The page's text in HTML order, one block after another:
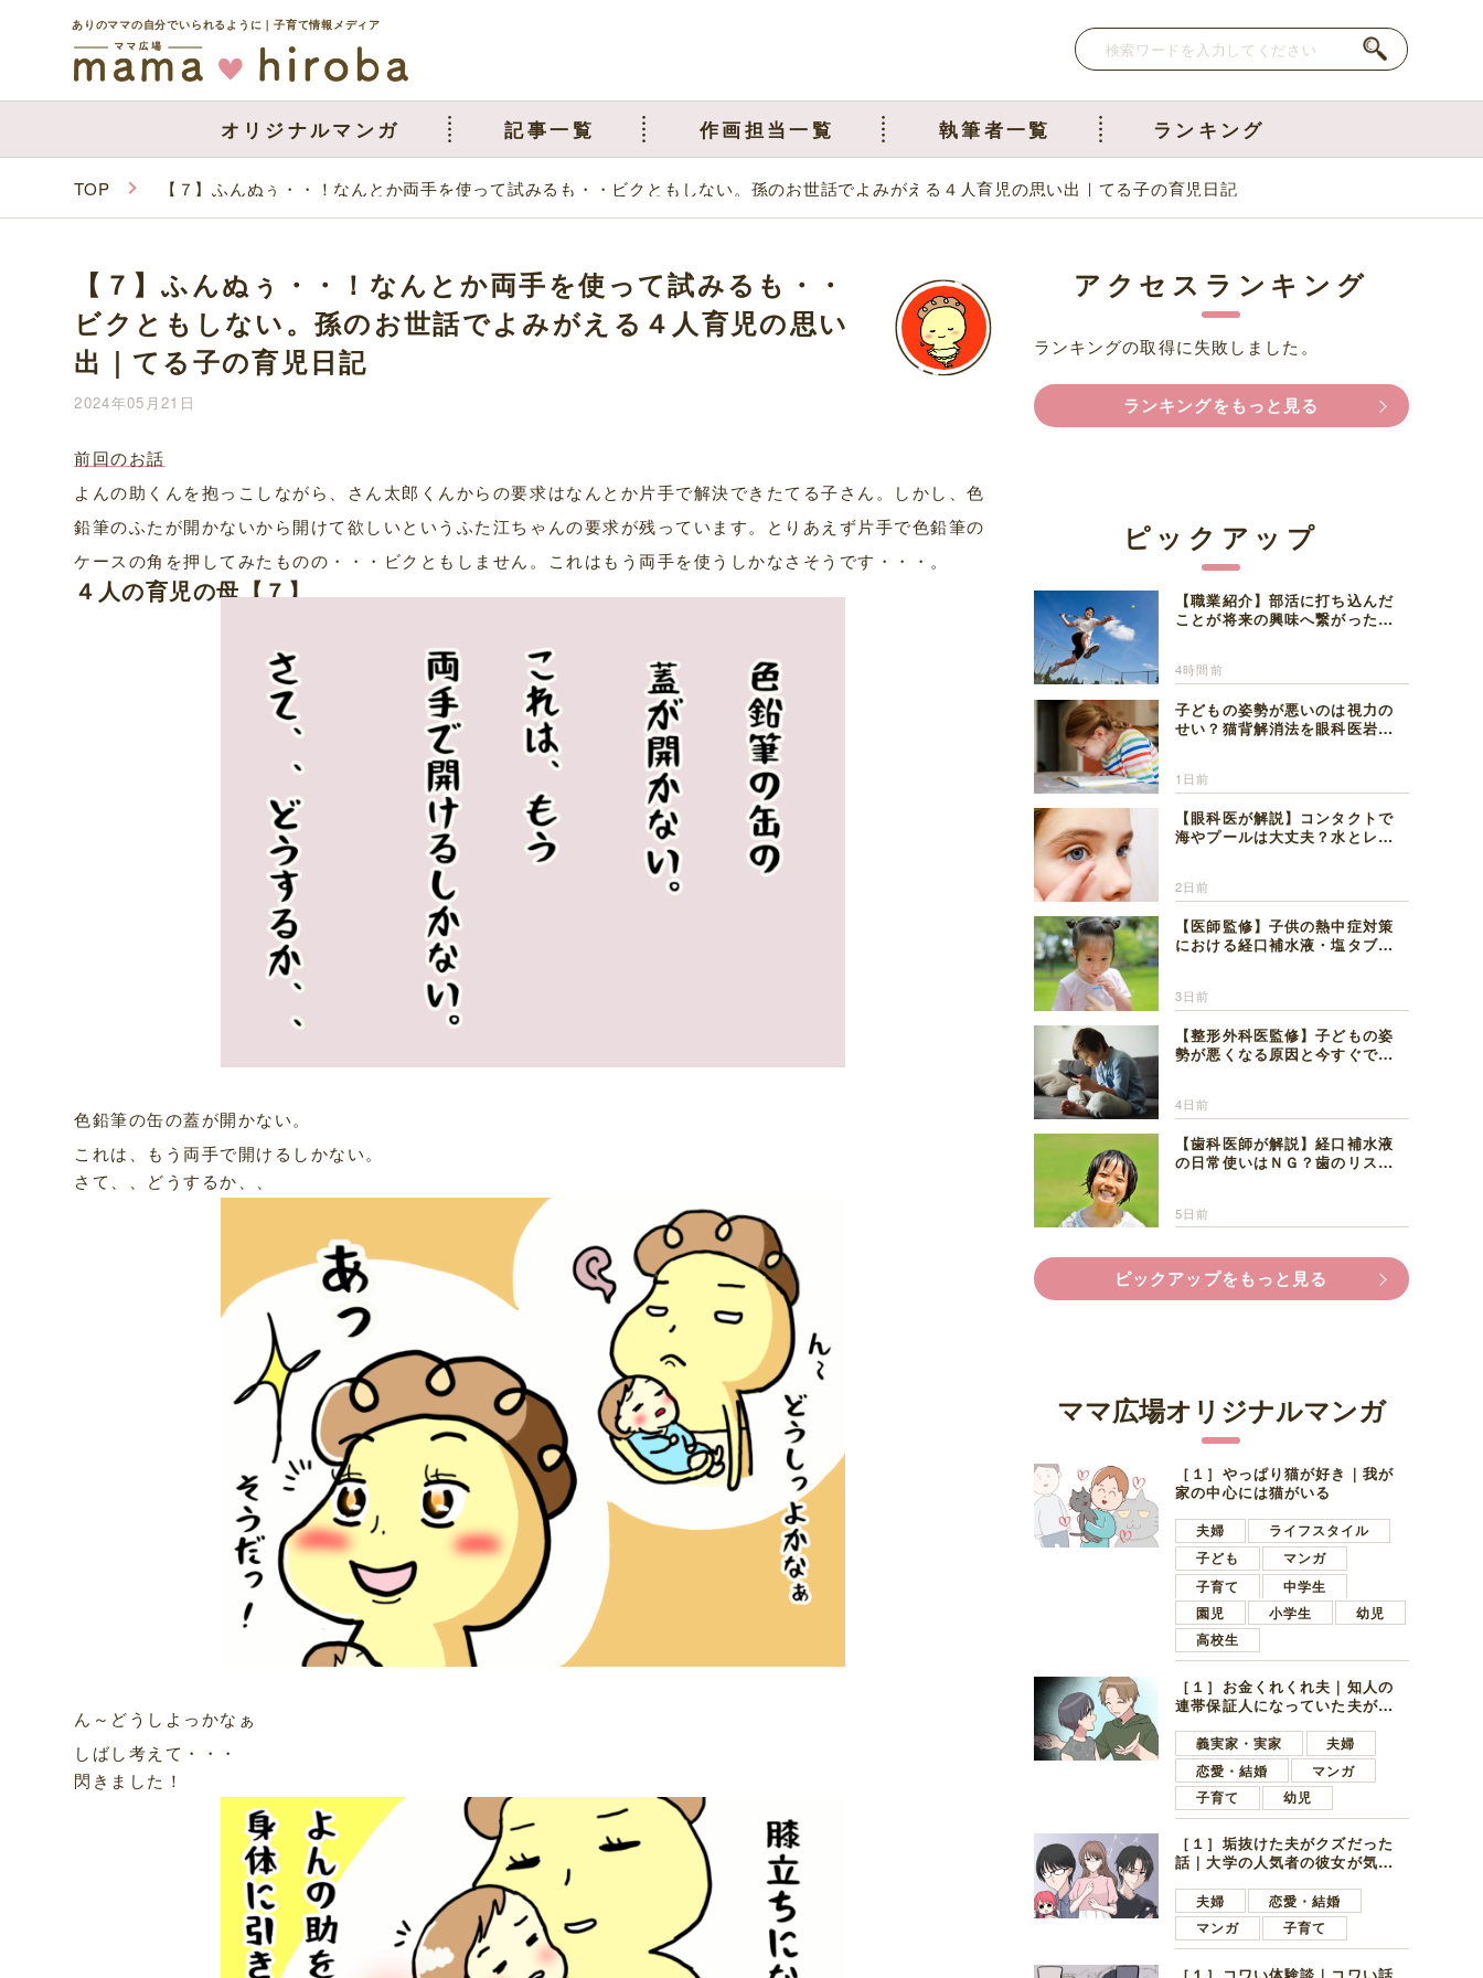
ありのママの自分でいられるように｜子育て情報メディア
オリジナルマンガ 記事一覧 作画担当一覧 執筆者一覧 ランキング
TOP 【７】ふんぬぅ・・！なんとか両手を使って試みるも・・ビクともしない。孫のお世話でよみがえる４人育児の思い出｜てる子の育児日記
【７】ふんぬぅ・・！なんとか両手を使って試みるも・・
ビクともしない。孫のお世話でよみがえる４人育児の思い
出｜てる子の育児日記
2024年05月21日
前回のお話
よんの助くんを抱っこしながら、さん太郎くんからの要求はなんとか片手で解決できたてる子さん。しかし、色
鉛筆のふたが開かないから開けて欲しいというふた江ちゃんの要求が残っています。とりあえず片手で色鉛筆の
ケースの角を押してみたものの・・・ビクともしません。これはもう両手を使うしかなさそうです・・・。
４人の育児の母【７】
色鉛筆の缶の蓋が開かない。
これは、もう両手で開けるしかない。
さて、、どうするか、、
ん～どうしよっかなぁ
しばし考えて・・・
閃きました！
アクセスランキング
ランキングの取得に失敗しました。
ランキングをもっと見る
ピックアップ
【職業紹介】部活に打ち込んだ
ことが将来の興味へ繋がった。
4時間前
子どもの姿勢が悪いのは視力の
せい？猫背解消法を眼科医岩見
1日前
【眼科医が解説】コンタクトで
海やプールは大丈夫？水とレン
2日前
【医師監修】子供の熱中症対策
における経口補水液・塩タブレ
3日前
【整形外科医監修】子どもの姿
勢が悪くなる原因と今すぐでき
4日前
【歯科医師が解説】経口補水液
の日常使いはＮＧ？歯のリスク
5日前
ピックアップをもっと見る
ママ広場オリジナルマンガ
［１］やっぱり猫が好き｜我が
家の中心には猫がいる
夫婦
ライフスタイル
子ども
マンガ
子育て
中学生
園児
小学生
幼児
高校生
［１］お金くれくれ夫｜知人の
連帯保証人になっていた夫が家
言ってきた
義実家・実家
夫婦
恋愛・結婚
マンガ
子育て
幼児
［１］垢抜けた夫がクズだった
話｜大学の人気者の彼女が気に
子学生
夫婦
恋愛・結婚
マンガ
子育て
［１］コワい体験談｜コワい話